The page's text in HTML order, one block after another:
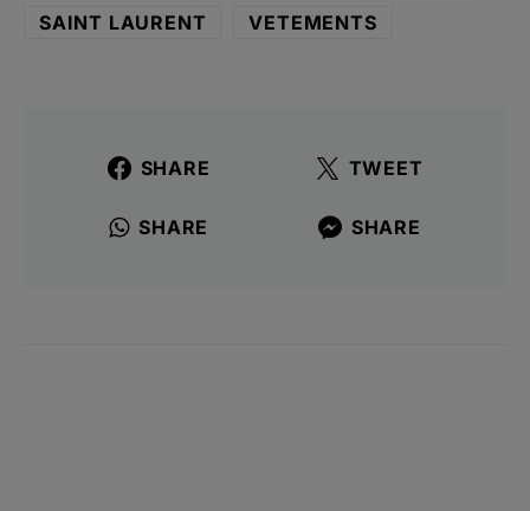
SAINT LAURENT
VETEMENTS
SHARE TWEET
SHARE SHARE